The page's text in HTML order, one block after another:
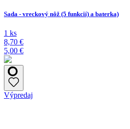
Sada - vreckový nôž (5 funkcií) a baterka)
1 ks
8,70 €
5,00 €
Výpredaj